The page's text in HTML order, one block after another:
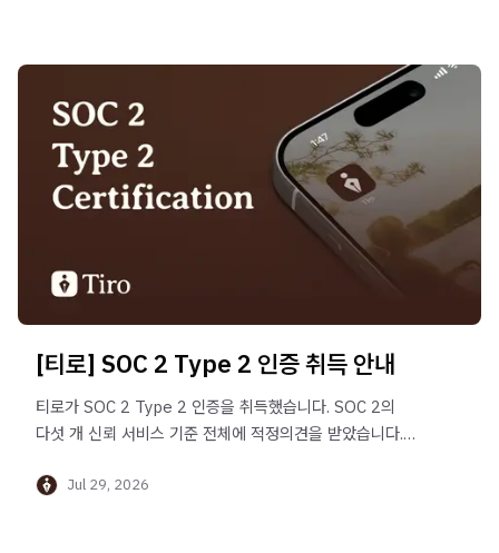
[티로] SOC 2 Type 2 인증 취득 안내
티로가 SOC 2 Type 2 인증을 취득했습니다. SOC 2의
다섯 개 신뢰 서비스 기준 전체에 적정의견을 받았습니다.
·기밀성·개인정보 보호가 회의를 기록하는 서비스에서
Jul 29, 2026